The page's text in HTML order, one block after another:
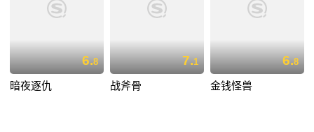
6.8
暗夜逐仇
7.1
战斧骨
6.8
金钱怪兽